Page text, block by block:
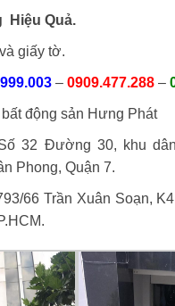
Hiệu Quả.
giấy tờ.
– 0909.477.288 –
động sản Hưng Phát
32 Đường 30, khu
Phong, Quận 7.
66 Trần Xuân Soạn,